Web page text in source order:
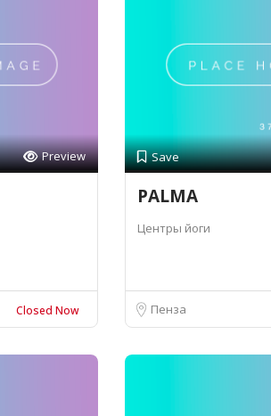
Preview
Closed Now
Save
PALMA
Центры йоги
Пенза